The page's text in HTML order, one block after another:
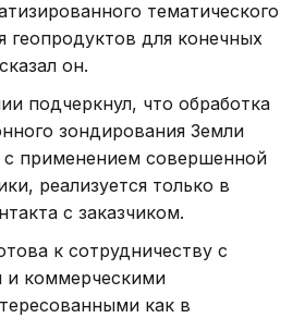
тематического
геопродуктов для конечных
он.
подчеркнул, что обработка
зондирования Земли
с применением совершенной
реализуется только в
с заказчиком.
к сотрудничеству с
и коммерческими
как в